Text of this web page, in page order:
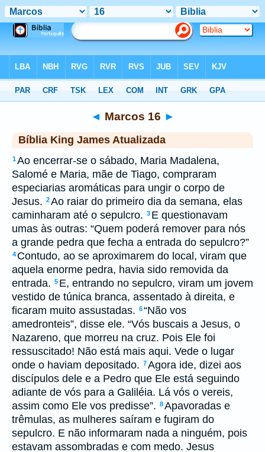
◄ Marcos 16 ►
Bíblia King James Atualizada
1Ao encerrar-se o sábado, Maria Madalena,
Salomé e Maria, mãe de Tiago, compraram
especiarias aromáticas para ungir o corpo de
Jesus. 2Ao raiar do primeiro dia da semana, elas
caminharam até o sepulcro. 3 E questionavam
umas às outras: “Quem poderá remover para nós
a grande pedra que fecha a entrada do sepulcro?”
4 Contudo, ao se aproximarem do local, viram que
aquela enorme pedra, havia sido removida da
entrada. 5 E, entrando no sepulcro, viram um jovem
vestido de túnica branca, assentado à direita, e
ficaram muito assustadas. 6“Não vos
amedronteis”, disse ele. “Vós buscais a Jesus, o
Nazareno, que morreu na cruz. Pois Ele foi
ressuscitado! Não está mais aqui. Vede o lugar
onde o haviam depositado. 7Agora ide, dizei aos
discípulos dele e a Pedro que Ele está seguindo
adiante de vós para a Galiléia. Lá vós o vereis,
assim como Ele vos predisse”. 8Apavoradas e
trêmulas, as mulheres saíram e fugiram do
sepulcro. E não informaram nada a ninguém, pois
estavam assombradas e com medo. Jesus